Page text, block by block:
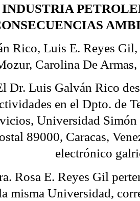
INDUSTRIA
Rico, Luis E. Reyes Gil,
Carolina De
Dr. Luis Galván Rico
en el Dpto. de
Universidad
89000, Caracas,
electrónico
Rosa E. Reyes Gil
misma Universidad,